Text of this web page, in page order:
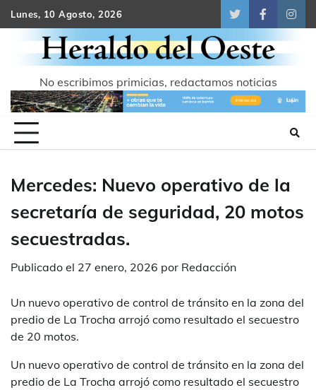
Skip
to
content
Lunes, 10 Agosto, 2026
TwitterFacebook
No escribimos primicias, redactamos noticias
Mercedes: Nuevo operativo de la
secretaría de seguridad, 20 motos
secuestradas.
Publicado el 27 enero, 2026 por Redacción
Un nuevo operativo de control de tránsito en la zona del
predio de La Trocha arrojó como resultado el secuestro
de 20 motos.
Un nuevo operativo de control de tránsito en la zona del
predio de La Trocha arrojó como resultado el secuestro